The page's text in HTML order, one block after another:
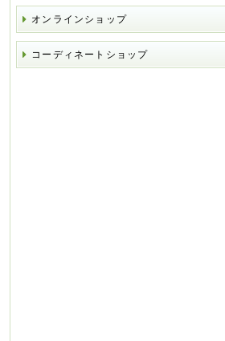
オンラインショップ
コーディネートショップ